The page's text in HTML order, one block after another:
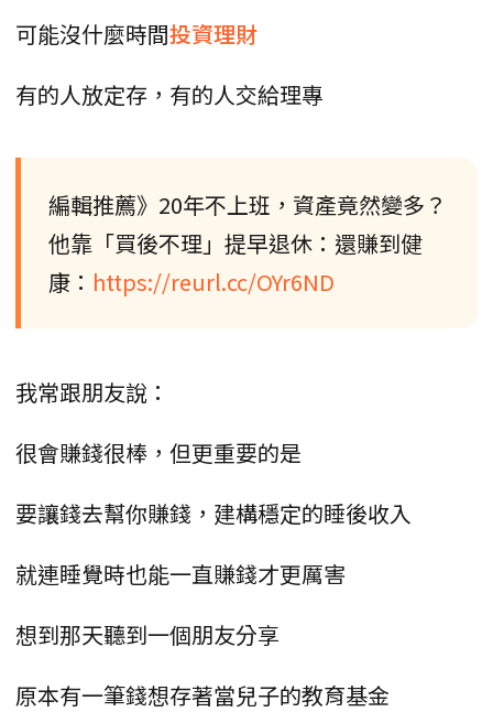
可能沒什麼時間投資理財
有的人放定存，有的人交給理專
編輯推薦》20年不上班，資產竟然變多？
他靠「買後不理」提早退休：還賺到健
康： https://reurl.cc/OYr6ND
我常跟朋友說：
很會賺錢很棒，但更重要的是
要讓錢去幫你賺錢，建構穩定的睡後收入
就連睡覺時也能一直賺錢才更厲害
想到那天聽到一個朋友分享
原本有一筆錢想存著當兒子的教育基金